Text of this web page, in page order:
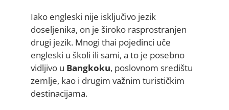
Iako engleski nije isključivo jezik
doseljenika, on je široko rasprostranjen
drugi jezik. Mnogi thai pojedinci uče
engleski u školi ili sami, a to je posebno
vidljivo u Bangkoku, poslovnom središtu
zemlje, kao i drugim važnim turističkim
destinacijama.